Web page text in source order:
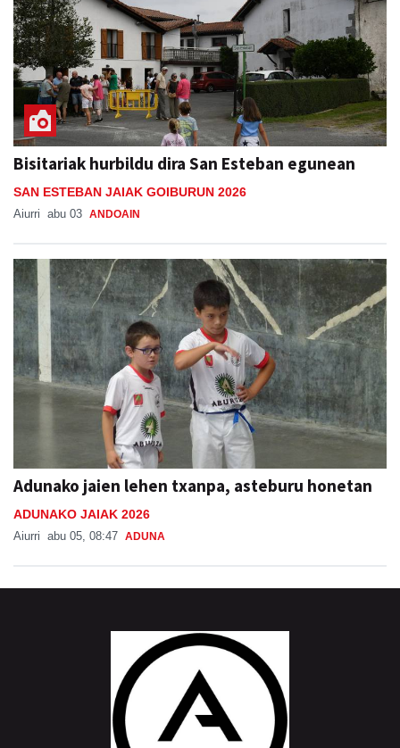
Bisitariak hurbildu dira San Esteban egunean
SAN ESTEBAN JAIAK GOIBURUN 2026
Aiurri abu 03 ANDOAIN
Adunako jaien lehen txanpa, asteburu honetan
ADUNAKO JAIAK 2026
Aiurri abu 05, 08:47 ADUNA